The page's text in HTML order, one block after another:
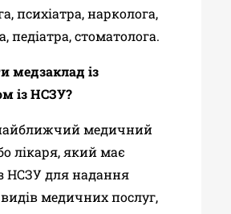
психіатра, нарколога,
педіатра, стоматолога.
медзаклад із
із НСЗУ?
медичний
лікаря, який має
НСЗУ для надання
медичних послуг,